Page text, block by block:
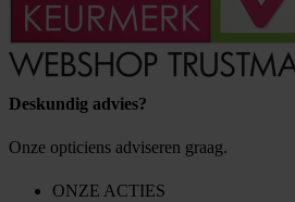
Deskundig advies?
Onze opticiens adviseren graag.
ONZE ACTIES